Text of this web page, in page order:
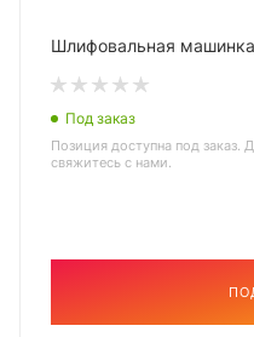
Шлифовальная
Под заказ
Позиция доступна под заказ.
свяжитесь с нами.